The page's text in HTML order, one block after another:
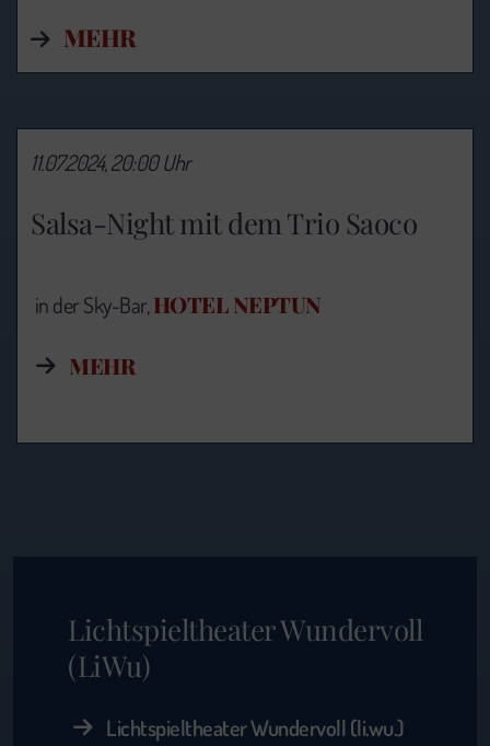
MEHR
Salsa-Night mit dem Trio Saoco
11.07.2024, 20:00 Uhr
in der Sky-Bar,HOTEL NEPTUN
MEHR
Lichtspieltheater Wundervoll
(LiWu)
Lichtspieltheater Wundervoll (li.wu.)